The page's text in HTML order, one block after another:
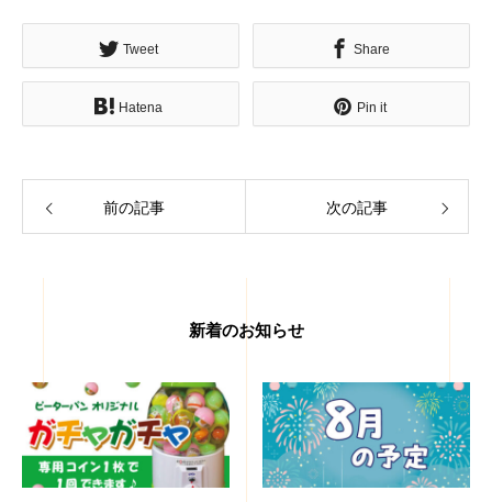
Tweet Share
Hatena Pin it
前の記事 次の記事
新着のお知らせ